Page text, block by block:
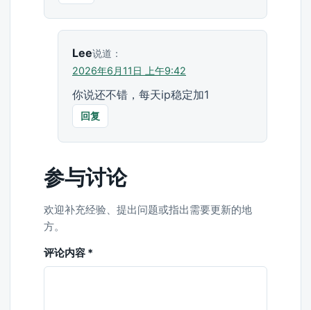
Lee说道：
2026年6月11日 上午9:42
你说还不错，每天ip稳定加1
回复
参与讨论
欢迎补充经验、提出问题或指出需要更新的地
方。
评论内容 *